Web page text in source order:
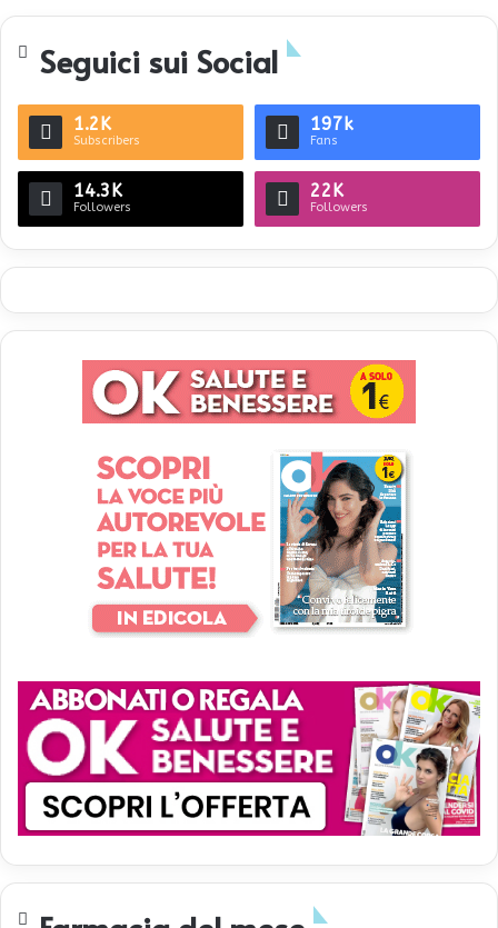
Seguici sui Social
1.2K
Subscribers
197k
Fans
14.3K
Followers
22K
Followers